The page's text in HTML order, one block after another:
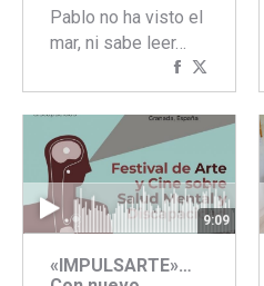
Pablo no ha visto el
mar, ni sabe leer…
Compartir
con
Facebook
con
Twitter
9:09
«IMPULSARTE»…